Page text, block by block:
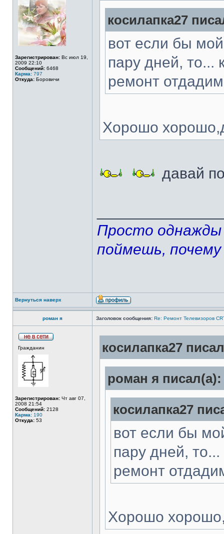
Зарегистрирован: Вс июл 19,
2009 22:10
Сообщений: 6468
Карма: 797
Откуда: Боровичи
косилапка27
вот если бы
пару дней, то...
ремонт
Хорошо
давай
Просто
поймешь, почему
Вернуться наверх
роман я Заголовок сообщения: Re: Ремонт Телевизоров
Гражданин
Зарегистрирован: Чт авг 07,
2008 21:54
Сообщений: 2128
Карма: 190
Откуда: 53
косилапка27
роман я писал(а):
косилапка27
вот если бы
пару дней,
ремонт
Хорошо